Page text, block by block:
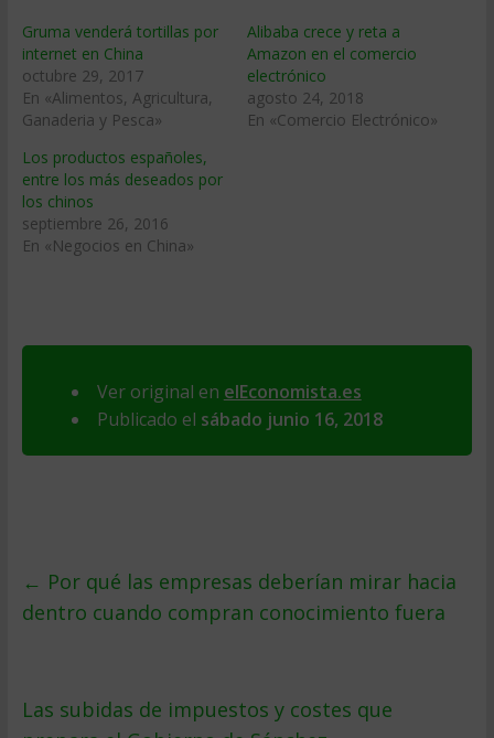
Gruma venderá tortillas por
internet en China
octubre 29, 2017
En «Alimentos, Agricultura,
Ganaderia y Pesca»
Alibaba crece y reta a
Amazon en el comercio
electrónico
agosto 24, 2018
En «Comercio Electrónico»
Los productos españoles,
entre los más deseados por
los chinos
septiembre 26, 2016
En «Negocios en China»
Ver original en elEconomista.es
Publicado el sábado junio 16, 2018
← Por qué las empresas deberían mirar hacia
dentro cuando compran conocimiento fuera
Las subidas de impuestos y costes que